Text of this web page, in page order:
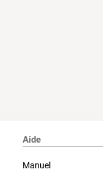
Aide
Manuel